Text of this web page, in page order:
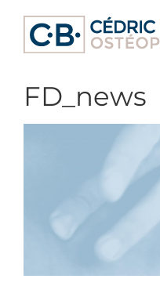
contenu
FD_news